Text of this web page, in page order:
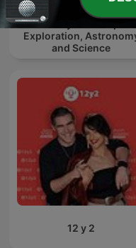
Planetary Radio: Space
Exploration,
and Science
12 y 2